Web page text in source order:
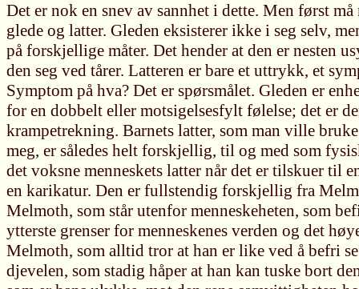
Det er nok en snev av sannhet i dette. Men først
glede og latter. Gleden eksisterer ikke i seg selv,
på forskjellige måter. Det hender at den er nesten
den seg ved tårer. Latteren er bare et uttrykk, et
Symptom på hva? Det er spørsmålet. Gleden er
for en dobbelt eller motsigelsesfylt følelse; det er
krampetrekning. Barnets latter, som man ville
meg, er således helt forskjellig, til og med som
det voksne menneskets latter når det er tilskuer til
en karikatur. Den er fullstendig forskjellig fra
Melmoth, som står utenfor menneskeheten, som
ytterste grenser for menneskenes verden og det
Melmoth, som alltid tror at han er like ved å befri
djevelen, som stadig håper at han kan tuske bort